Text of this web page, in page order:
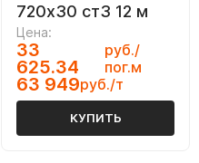
720х30 ст3 12 м
Цена:
33
625.34
руб./
пог.м
63 949руб./т
КУПИТЬ